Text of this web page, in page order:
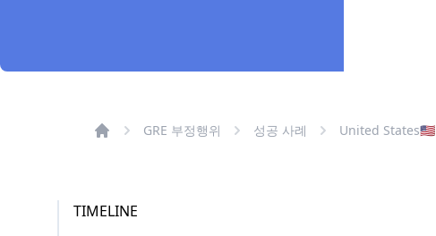
GRE 부정행위 성공 사례 United States🇺🇸
TIMELINE